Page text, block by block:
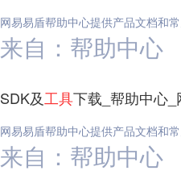
网易易盾帮助中心提供产品文档和
来自：帮助中心
SDK及工具下载_帮助中心
网易易盾帮助中心提供产品文档和
来自：帮助中心